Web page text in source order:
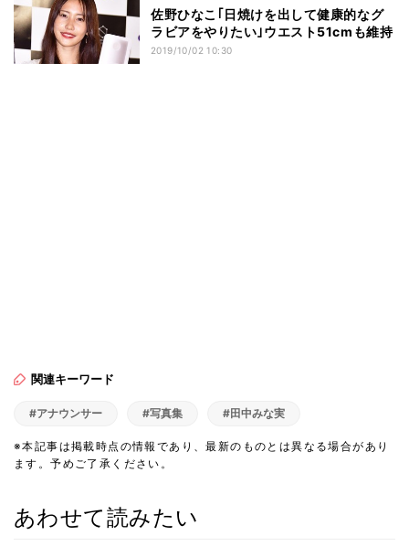
佐野ひなこ｢日焼けを出して健康的なグ
ラビアをやりたい｣ウエスト51cmも維持
2019/10/02 10:30
関連キーワード
#アナウンサー #写真集 #田中みな実
※本記事は掲載時点の情報であり、最新のものとは異なる場合があり
ます。予めご了承ください。
あわせて読みたい